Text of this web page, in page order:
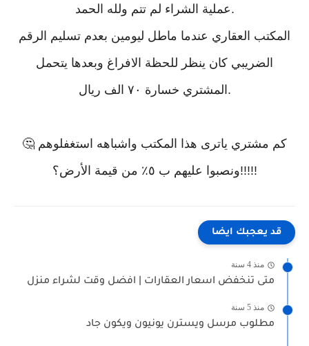
عملية الشراء لم تتم ولله الحمد.
المكتب العقاري عندما ماطل ليومين بعدم تسليم الرقم
الضريبي كان ينظر للحظة الافراغ وبعدها يتحمل
المشتري خسارة ٧٠ الف ريال.
🤔 كم مشتري ياترى هذا المكتب واشباهه استغفلوهم
ونصبوا عليهم ب ٥٪؜ من قيمة الأرض؟!!!!!
قد يعجبك ايضا
منذ 4 سنة
متى تنخفض اسعار العقارات | افضل وقت لشراء منزل
منذ 5 سنة
مطلوب مرسل ويسترن يونيون ويكون جاد